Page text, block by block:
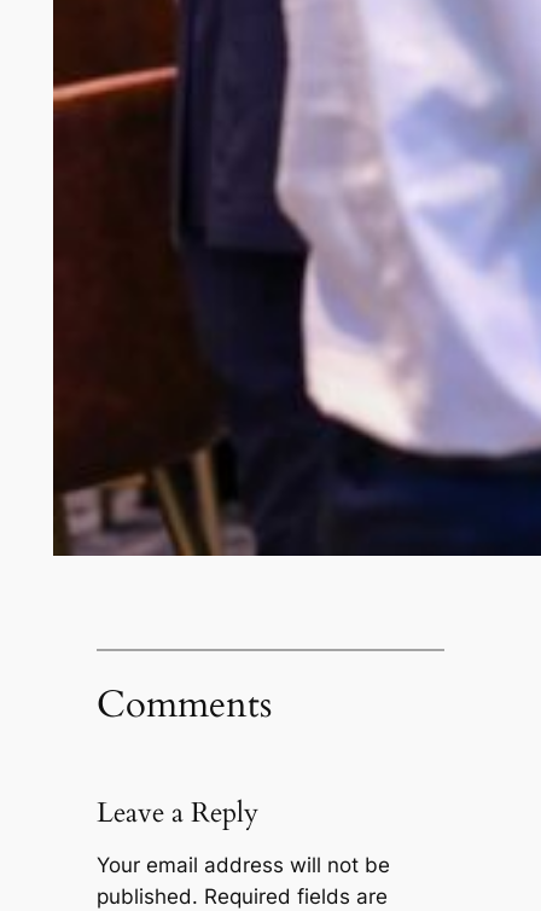
Comments
Leave a Reply
Your email address will not be
published. Required fields are